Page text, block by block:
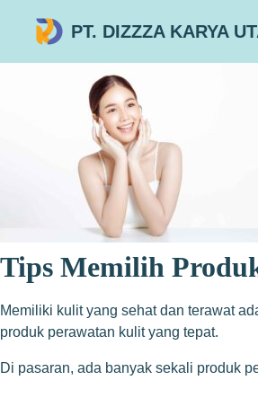
PT. DIZZZA KARYA
Tips Memilih
Memiliki kulit yang sehat dan terawat
produk perawatan kulit yang tepat.
Di pasaran, ada banyak sekali produk